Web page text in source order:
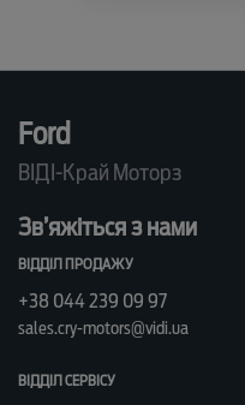
Ford
ВІДІ-Край Моторз
Зв’яжіться з нами
ВІДДІЛ ПРОДАЖУ
+38 044 239 09 97
sales.cry-motors@vidi.ua
ВІДДІЛ СЕРВІСУ